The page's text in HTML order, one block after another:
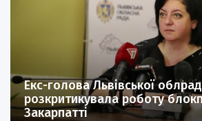
Екс-голова Львівської
розкритикувала роботу
Закарпатті